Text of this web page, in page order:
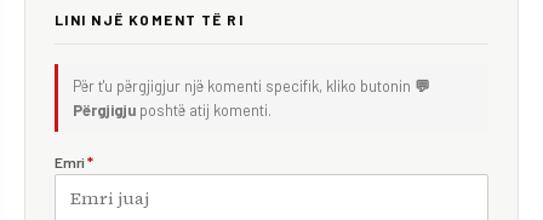
LINI NJË KOMENT TË RI
Për t'u përgjigjur një komenti specifik, kliko butonin 💬
Përgjigju poshtë atij komenti.
Emri *